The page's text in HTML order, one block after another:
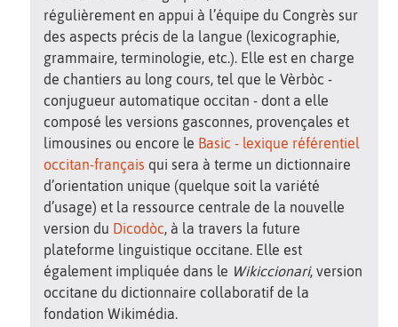
régulièrement en appui à l’équipe du Congrès sur
des aspects précis de la langue (lexicographie,
grammaire, terminologie, etc.). Elle est en charge
de chantiers au long cours, tel que le Vèrbòc -
conjugueur automatique occitan - dont a elle
composé les versions gasconnes, provençales et
limousines ou encore le Basic - lexique référentiel
occitan-français qui sera à terme un dictionnaire
d’orientation unique (quelque soit la variété
d’usage) et la ressource centrale de la nouvelle
version du Dicodòc, à la travers la future
plateforme linguistique occitane. Elle est
également impliquée dans le Wikiccionari, version
occitane du dictionnaire collaboratif de la
fondation Wikimédia.